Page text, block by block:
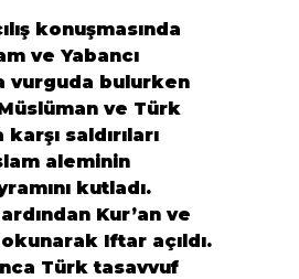
konuşmasında
ve Yabancı
vurguda bulurken
ve Türk
saldırıları
aleminin
kutladı.
Kur’an ve
Iftar açıldı.
Türk tasavvuf